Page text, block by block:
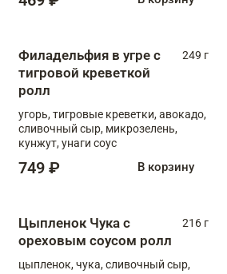
Филадельфия в угре с
тигровой креветкой
ролл
249 г
угорь, тигровые креветки, авокадо,
сливочный сыр, микрозелень,
кунжут, унаги соус
749 ₽ В корзину
Цыпленок Чука с
ореховым соусом ролл
216 г
цыпленок, чука, сливочный сыр,